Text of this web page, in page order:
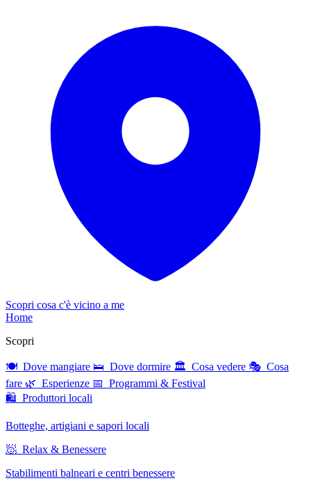
Scopri cosa c'è vicino a me
Home
Scopri
🍽 Dove mangiare 🛌 Dove dormire 🏛 Cosa vedere 🎭 Cosa
fare 🌿 Esperienze 📅 Programmi & Festival
🛍 Produttori locali
Botteghe, artigiani e sapori locali
🧖 Relax & Benessere
Stabilimenti balneari e centri benessere